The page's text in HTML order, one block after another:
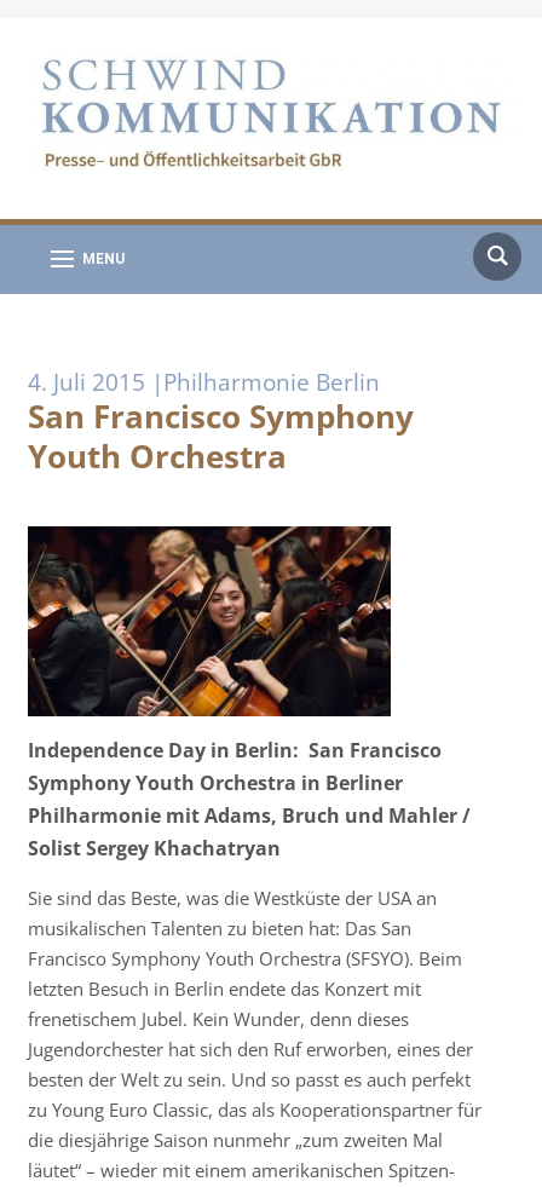
MENU
4. Juli 2015 |Philharmonie Berlin
San Francisco Symphony
Youth Orchestra
Independence Day in Berlin: San Francisco
Symphony Youth Orchestra in Berliner
Philharmonie mit Adams, Bruch und Mahler /
Solist Sergey Khachatryan
Sie sind das Beste, was die Westküste der USA an
musikalischen Talenten zu bieten hat: Das San
Francisco Symphony Youth Orchestra (SFSYO). Beim
letzten Besuch in Berlin endete das Konzert mit
frenetischem Jubel. Kein Wunder, denn dieses
Jugendorchester hat sich den Ruf erworben, eines der
besten der Welt zu sein. Und so passt es auch perfekt
zu Young Euro Classic, das als Kooperationspartner für
die diesjährige Saison nunmehr „zum zweiten Mal
läutet“ – wieder mit einem amerikanischen Spitzen-